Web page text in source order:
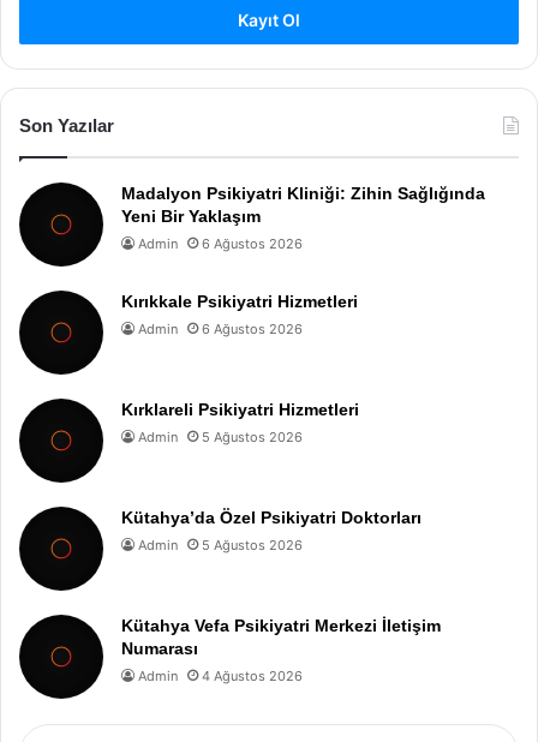
Kayıt Ol
Son Yazılar
Madalyon Psikiyatri Kliniği: Zihin Sağlığında
Yeni Bir Yaklaşım
Admin 6 Ağustos 2026
Kırıkkale Psikiyatri Hizmetleri
Admin 6 Ağustos 2026
Kırklareli Psikiyatri Hizmetleri
Admin 5 Ağustos 2026
Kütahya’da Özel Psikiyatri Doktorları
Admin 5 Ağustos 2026
Kütahya Vefa Psikiyatri Merkezi İletişim
Numarası
Admin 4 Ağustos 2026